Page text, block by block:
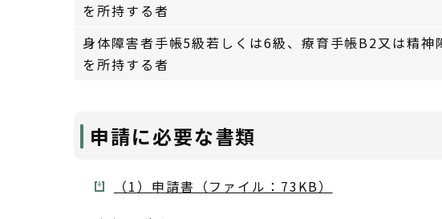
を所持する者
身体障害者手帳5級若しくは6級、療育手帳B2又は精神
を所持する者
申請に必要な書類
（1）申請書（ファイル：73KB）